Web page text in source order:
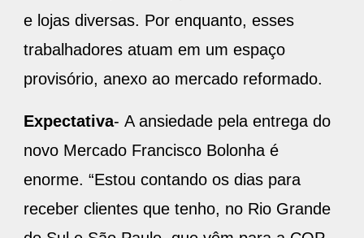
e lojas diversas. Por enquanto, esses
trabalhadores atuam em um espaço
provisório, anexo ao mercado reformado.
Expectativa- A ansiedade pela entrega do
novo Mercado Francisco Bolonha é
enorme. “Estou contando os dias para
receber clientes que tenho, no Rio Grande